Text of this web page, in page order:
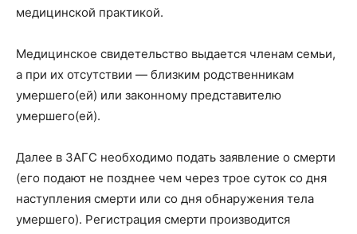
медицинской практикой.
Медицинское свидетельство выдается членам семьи,
а при их отсутствии — близким родственникам
умершего(ей) или законному представителю
умершего(ей).
Далее в ЗАГС необходимо подать заявление о смерти
(его подают не позднее чем через трое суток со дня
наступления смерти или со дня обнаружения тела
умершего). Регистрация смерти производится